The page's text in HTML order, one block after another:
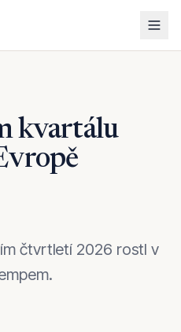
kvartálu
čtvrtletí 2026 rostl v